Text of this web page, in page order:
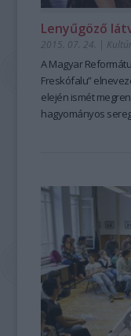
Lenyűgöző
2015. 07. 24. |
AMagyar
Freskófalu”
elején ismét
hagyományos